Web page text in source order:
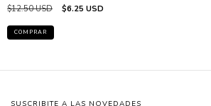
$12.50 USD $6.25 USD